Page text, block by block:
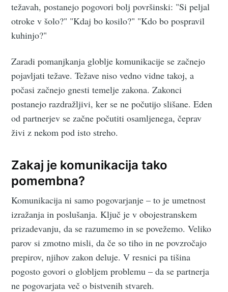
težavah, postanejo pogovori bolj površinski: "Si peljal
otroke v šolo?" "Kdaj bo kosilo?" "Kdo bo pospravil
kuhinjo?"
Zaradi pomanjkanja globlje komunikacije se začnejo
pojavljati težave. Težave niso vedno vidne takoj, a
počasi začnejo gnesti temelje zakona. Zakonci
postanejo razdražljivi, ker se ne počutijo slišane. Eden
od partnerjev se začne počutiti osamljenega, čeprav
živi z nekom pod isto streho.
Zakaj je komunikacija tako
pomembna?
Komunikacija ni samo pogovarjanje – to je umetnost
izražanja in poslušanja. Ključ je v obojestranskem
prizadevanju, da se razumemo in se povežemo. Veliko
parov si zmotno misli, da če so tiho in ne povzročajo
prepirov, njihov zakon deluje. V resnici pa tišina
pogosto govori o globljem problemu – da se partnerja
ne pogovarjata več o bistvenih stvareh.